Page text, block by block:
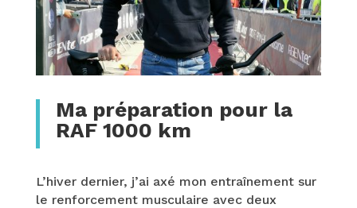
Ma préparation pour la
RAF 1000 km
L’hiver dernier, j’ai axé mon entraînement sur
le renforcement musculaire avec deux